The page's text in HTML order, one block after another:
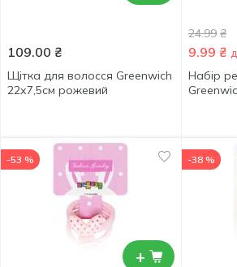
109.00 ₴
Щітка для волосся Greenwich
22х7,5см рожевий
24.99 ₴
9.99 ₴
Набір
+
-53 % -38 %